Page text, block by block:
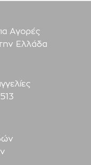
Aγορές
Ελλάδα